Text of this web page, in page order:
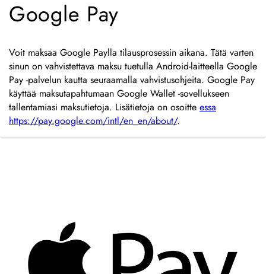
Google Pay
Voit maksaa Google Paylla tilausprosessin aikana. Tätä varten
sinun on vahvistettava maksu tuetulla Android-laitteella Google
Pay -palvelun kautta seuraamalla vahvistusohjeita. Google Pay
käyttää maksutapahtumaan Google Wallet -sovellukseen
tallentamiasi maksutietoja. Lisätietoja on osoitte essa
https://pay.google.com/intl/en_en/about/.